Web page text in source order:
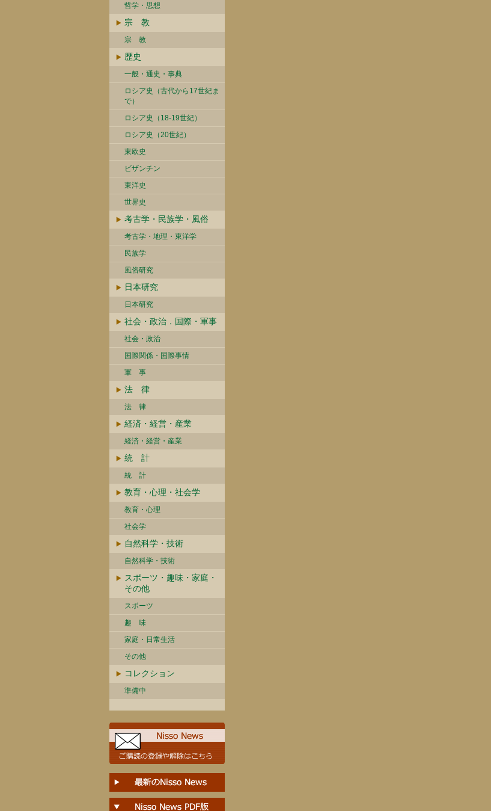
哲学・思想
宗 教
宗 教
歴史
一般・通史・事典
ロシア史（古代から17世紀ま
で）
ロシア史（18-19世紀）
ロシア史（20世紀）
東欧史
ビザンチン
東洋史
世界史
考古学・民族学・風俗
考古学・地理・東洋学
民族学
風俗研究
日本研究
日本研究
社会・政治．国際・軍事
社会・政治
国際関係・国際事情
軍 事
法 律
法 律
経済・経営・産業
経済・経営・産業
統 計
統 計
教育・心理・社会学
教育・心理
社会学
自然科学・技術
自然科学・技術
スポーツ・趣味・家庭・
その他
スポーツ
趣 味
家庭・日常生活
その他
コレクション
準備中